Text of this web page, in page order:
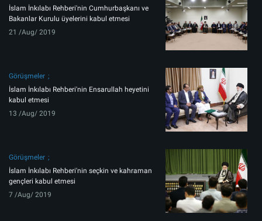
İslam İnkılabı Rehberi'nin Cumhurbaşkanı ve
Bakanlar Kurulu üyelerini kabul etmesi
21 /Aug/ 2019
Görüşmeler
İslam İnkılabı Rehberi'nin Ensarullah heyetini
kabul etmesi
13 /Aug/ 2019
Görüşmeler
İslam İnkılabı Rehberi'nin seçkin ve kahraman
gençleri kabul etmesi
7 /Aug/ 2019